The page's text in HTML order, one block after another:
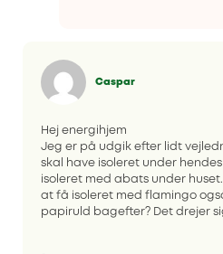
Caspar
Hej energihjem
Jeg er på udgik efter lidt
skal have isoleret under
isoleret med abats under
at få isoleret med flamingo
papiruld bagefter? Det drejer